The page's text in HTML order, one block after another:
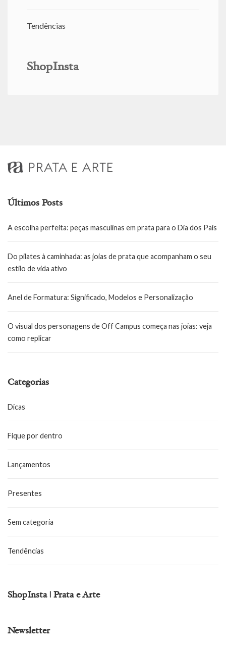
Tendências
ShopInsta
Últimos Posts
A escolha perfeita: peças masculinas em prata para o Dia dos Pais
Do pilates à caminhada: as joias de prata que acompanham o seu
estilo de vida ativo
Anel de Formatura: Significado, Modelos e Personalização
O visual dos personagens de Off Campus começa nas joias: veja
como replicar
Categorias
Dicas
Fique por dentro
Lançamentos
Presentes
Sem categoria
Tendências
ShopInsta | Prata e Arte
Newsletter